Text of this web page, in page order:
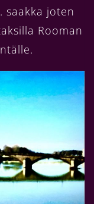
saakka joten
Rooman